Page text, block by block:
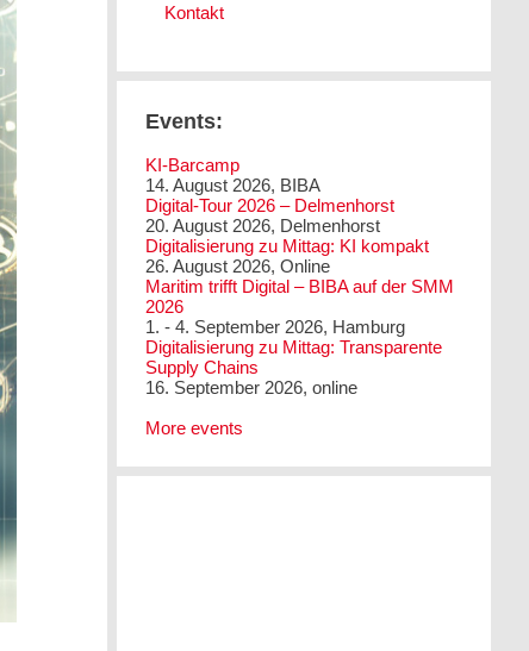
Kontakt
Events:
KI-Barcamp
14. August 2026, BIBA
Digital-Tour 2026 – Delmenhorst
20. August 2026, Delmenhorst
Digitalisierung zu Mittag: KI kompakt
26. August 2026, Online
Maritim trifft Digital – BIBA auf der SMM
2026
1. - 4. September 2026, Hamburg
Digitalisierung zu Mittag: Transparente
Supply Chains
16. September 2026, online
More events